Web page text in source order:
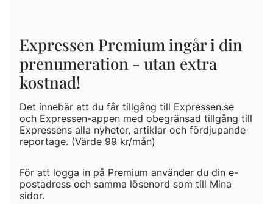
Expressen Premium ingår i din
prenumeration - utan extra
kostnad!
Det innebär att du får tillgång till Expressen.se
och Expressen-appen med obegränsad tillgång till
Expressens alla nyheter, artiklar och fördjupande
reportage. (Värde 99 kr/mån)
För att logga in på Premium använder du din e-
postadress och samma lösenord som till Mina
sidor.